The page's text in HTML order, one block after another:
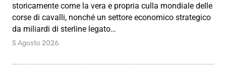
storicamente come la vera e propria culla mondiale delle
corse di cavalli, nonché un settore economico strategico
da miliardi di sterline legato…
5 Agosto 2026